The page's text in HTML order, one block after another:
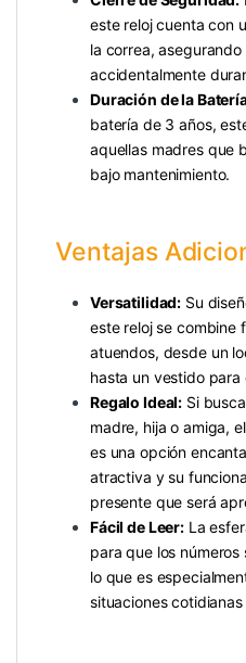
este reloj cuenta con
la correa,
accidentalmente
Duración de la
batería de 3 años,
aquellas madres que
bajo mantenimiento.
Ventajas
Versatilidad: Su
este reloj se combine
atuendos, desde un
hasta un vestido para
Regalo Ideal: Si
madre, hija o amiga,
es una opción
atractiva y su
presente que será
Fácil de Leer: La
para que los
lo que es
situaciones